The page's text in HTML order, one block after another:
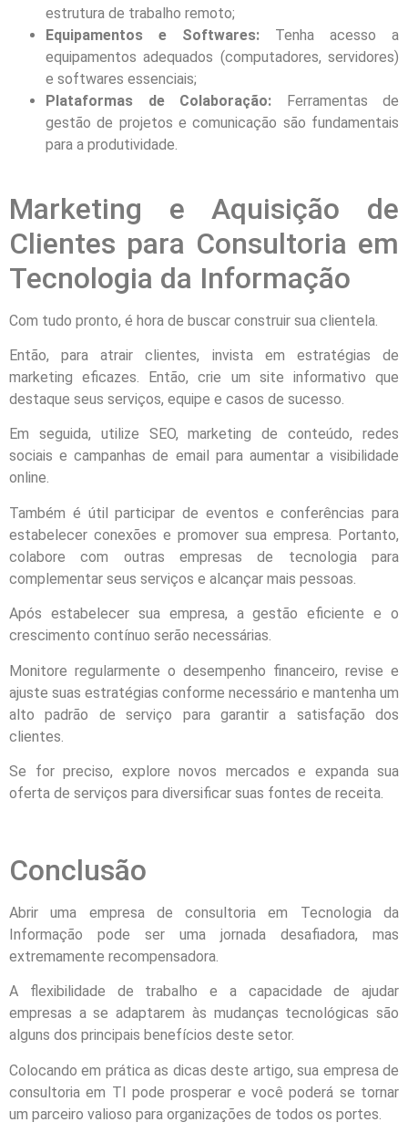
estrutura de trabalho remoto;
Equipamentos e Softwares: Tenha acesso a
equipamentos adequados (computadores, servidores)
e softwares essenciais;
Plataformas de Colaboração: Ferramentas de
gestão de projetos e comunicação são fundamentais
para a produtividade.
Marketing e Aquisição de
Clientes para Consultoria em
Tecnologia da Informação
Com tudo pronto, é hora de buscar construir sua clientela.
Então, para atrair clientes, invista em estratégias de
marketing eficazes. Então, crie um site informativo que
destaque seus serviços, equipe e casos de sucesso.
Em seguida, utilize SEO, marketing de conteúdo, redes
sociais e campanhas de email para aumentar a visibilidade
online.
Também é útil participar de eventos e conferências para
estabelecer conexões e promover sua empresa. Portanto,
colabore com outras empresas de tecnologia para
complementar seus serviços e alcançar mais pessoas.
Após estabelecer sua empresa, a gestão eficiente e o
crescimento contínuo serão necessárias.
Monitore regularmente o desempenho financeiro, revise e
ajuste suas estratégias conforme necessário e mantenha um
alto padrão de serviço para garantir a satisfação dos
clientes.
Se for preciso, explore novos mercados e expanda sua
oferta de serviços para diversificar suas fontes de receita.
Conclusão
Abrir uma empresa de consultoria em Tecnologia da
Informação pode ser uma jornada desafiadora, mas
extremamente recompensadora.
A flexibilidade de trabalho e a capacidade de ajudar
empresas a se adaptarem às mudanças tecnológicas são
alguns dos principais benefícios deste setor.
Colocando em prática as dicas deste artigo, sua empresa de
consultoria em TI pode prosperar e você poderá se tornar
um parceiro valioso para organizações de todos os portes.